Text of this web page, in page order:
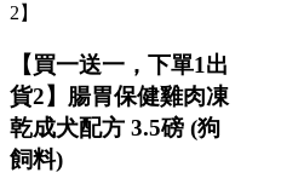
2】
【買一送一，下單1出
貨2】腸胃保健雞肉凍
乾成犬配方 3.5磅 (狗
飼料)